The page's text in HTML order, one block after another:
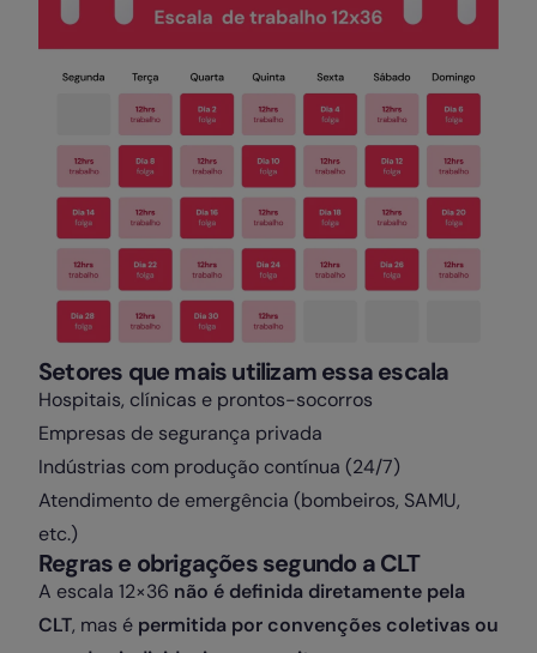
Setores que mais utilizam essa escala
Hospitais, clínicas e prontos-socorros
Empresas de segurança privada
Indústrias com produção contínua (24/7)
Atendimento de emergência (bombeiros, SAMU,
etc.)
Regras e obrigações segundo a CLT
A escala 12×36 não é definida diretamente pela
CLT, mas é permitida por convenções coletivas ou